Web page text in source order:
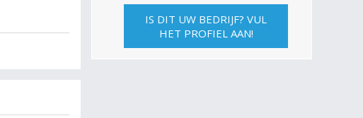
IS DIT UW BEDRIJF? VUL
HET PROFIEL AAN!